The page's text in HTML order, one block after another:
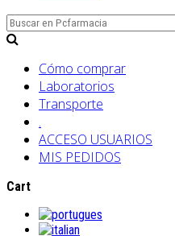
Cómo comprar
Laboratorios
Transporte
.
ACCESO USUARIOS
MIS PEDIDOS
Cart